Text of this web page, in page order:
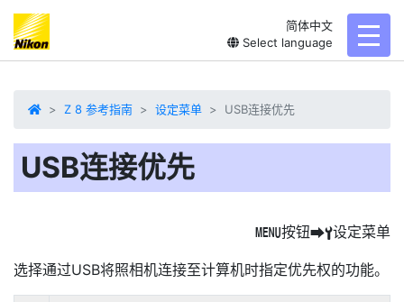
简体中文
Select language
Z 8 参考指南 设定菜单 USB连接优先
USB连接优先
G按钮UB设定菜单
选择通过USB将照相机连接至计算机时指定优先权的功能。